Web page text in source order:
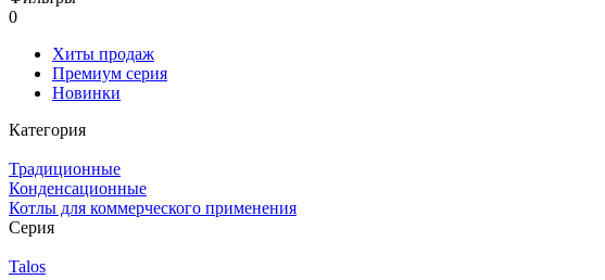
0
Хиты продаж
Премиум серия
Новинки
Категория
Традиционные
Конденсационные
Котлы для коммерческого применения
Серия
Talos